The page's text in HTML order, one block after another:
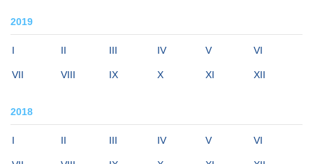
2019
I II III IV V VI
VII VIII IX X XI XII
2018
I II III IV V VI